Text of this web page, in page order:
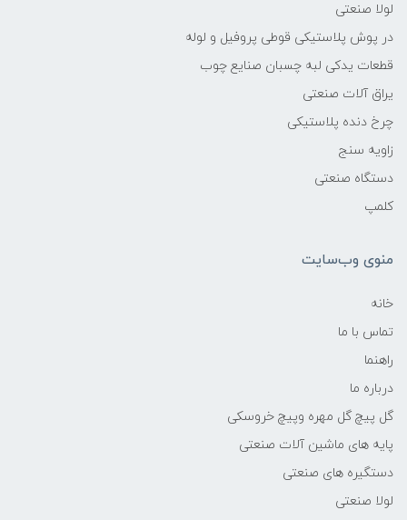
لولا صنعتی
در پوش پلاستیکی قوطی پروفیل و لوله
قطعات یدکی لبه چسبان صنایع چوب
یراق آلات صنعتی
چرخ دنده پلاستیکی
زاویه سنج
دستگاه صنعتی
کلمپ
منوی وب‌سایت
خانه
تماس با ما
راهنما
درباره ما
گل پیچ گل مهره وپیچ خروسکی
پایه های ماشین آلات صنعتی
دستگیره های صنعتی
لولا صنعتی